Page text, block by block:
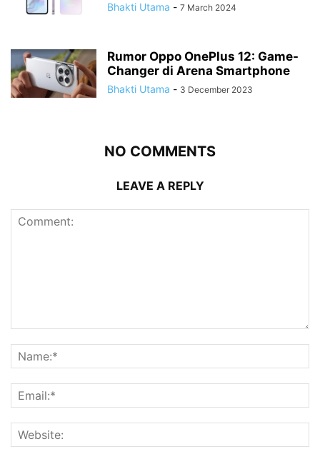
Bhakti Utama - 7 March 2024
Rumor Oppo OnePlus 12: Game-
Changer di Arena Smartphone
Bhakti Utama - 3 December 2023
NO COMMENTS
LEAVE A REPLY